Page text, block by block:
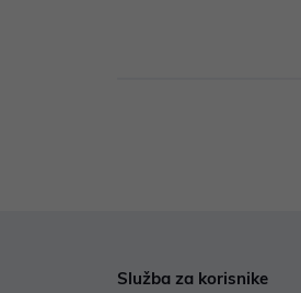
Služba za korisnike